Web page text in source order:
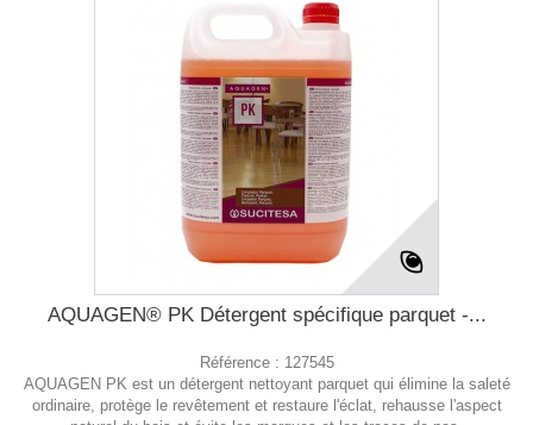
AQUAGEN® PK Détergent spécifique parquet -...
Référence : 127545
AQUAGEN PK est un détergent nettoyant parquet qui élimine la saleté
ordinaire, protège le revêtement et restaure l'éclat, rehausse l'aspect